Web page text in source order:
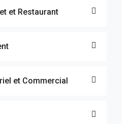
et Restaurant
et Commercial